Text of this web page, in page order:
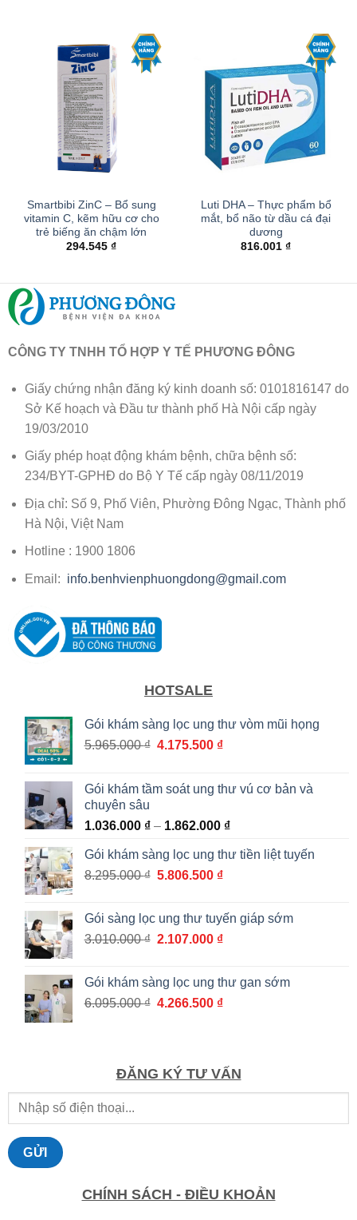
Smartbibi ZinC – Bổ sung
vitamin C, kẽm hữu cơ cho
trẻ biếng ăn chậm lớn
294.545 ₫
Luti DHA – Thực phẩm bổ
mắt, bổ não từ dầu cá đại
dương
816.001 ₫
CÔNG TY TNHH TỔ HỢP Y TẾ PHƯƠNG ĐÔNG
Giấy chứng nhận đăng ký kinh doanh số: 0101816147 do
Sở Kế hoạch và Đầu tư thành phố Hà Nội cấp ngày
19/03/2010
Giấy phép hoạt động khám bệnh, chữa bệnh số:
234/BYT-GPHĐ do Bộ Y Tế cấp ngày 08/11/2019
Địa chỉ: Số 9, Phố Viên, Phường Đông Ngạc, Thành phố
Hà Nội, Việt Nam
Hotline : 1900 1806
Email: info.benhvienphuongdong@gmail.com
HOTSALE
Gói khám sàng lọc ung thư vòm mũi họng
5.965.000₫ Giá
5.965.000 ₫.
4.175.500 ₫Giá
là:
Gói khám tầm soát ung thư vú cơ bản và
chuyên sâu
1.036.000 ₫ – 1.862.000 ₫Khoảng
từ
Gói khám sàng lọc ung thư tiền liệt tuyến
8.295.000₫ Giá
8.295.000 ₫.
5.806.500 ₫Giá
là:
5.806.500 ₫.
Gói sàng lọc ung thư tuyến giáp sớm
3.010.000₫ Giá
3.010.000 ₫.
2.107.000 ₫Giá
là:
2.107.000 ₫.
Gói khám sàng lọc ung thư gan sớm
6.095.000₫ Giá
4.266.500 ₫Giá
4.266.500 ₫.
CHÍNH SÁCH - ĐIỀU KHOẢN
ĐĂNG KÝ TƯ VẤN